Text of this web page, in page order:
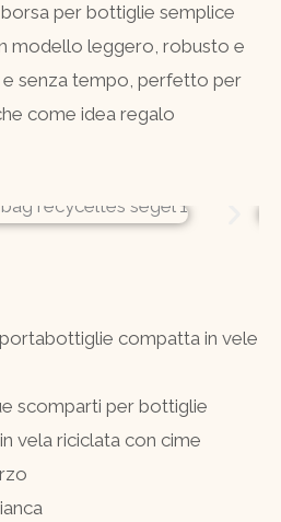
borsa per bottiglie semplice
modello leggero, robusto e
e senza tempo, perfetto per
come idea regalo
compatta in vele
scomparti per bottiglie
vela riciclata con cime